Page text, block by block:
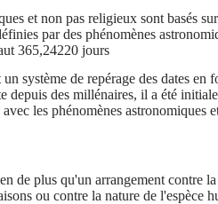
et non pas religieux sont basés
par des phénomènes
365,24220 jours
système de repérage des dates en
depuis des millénaires, il a été
les phénomènes astronomiques
de plus qu'un arrangement contre
ou contre la nature de l'espèce